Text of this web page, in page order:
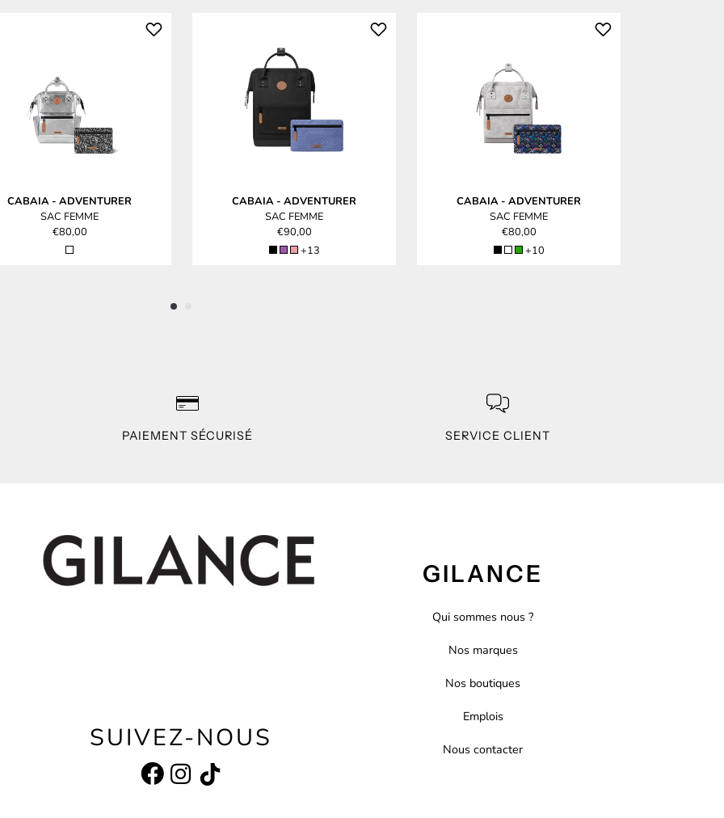
CABAIA- ADVENTURER
SAC FEMME
€80,00
CABAIA- ADVENTURER
SAC FEMME
€90,00
+13
CABAIA- ADVENTURER
SAC FEMME
€80,00
+10
PAIEMENT SÉCURISÉ SERVICE CLIENT
SUIVEZ-NOUS
GILANCE
Qui sommes nous ?
Nos marques
Nos boutiques
Emplois
Nous contacter